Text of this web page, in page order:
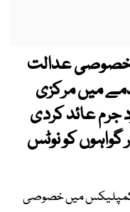
خصوصی عدالت
میں مرکزی
جرم عائد کردی
کو نوٹس
کمپلیکس میں خصوصی